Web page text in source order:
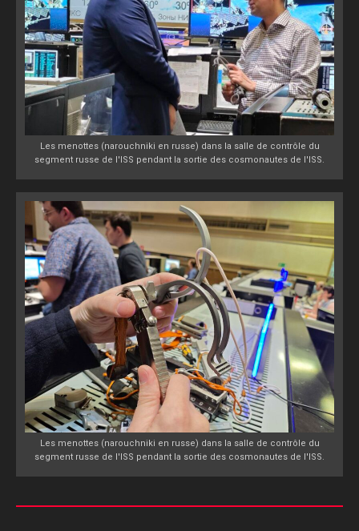
Les menottes (narouchniki en russe) dans la salle de contrôle du
segment russe de l'ISS pendant la sortie des cosmonautes de l'ISS.
Les menottes (narouchniki en russe) dans la salle de contrôle du
segment russe de l'ISS pendant la sortie des cosmonautes de l'ISS.